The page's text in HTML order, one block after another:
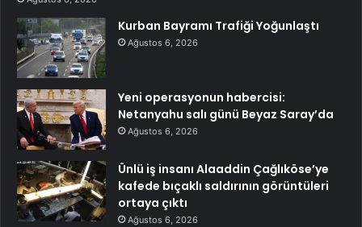
Kurban Bayramı Trafiği Yoğunlaştı
Ağustos 6, 2026
Yeni operasyonun habercisi:
Netanyahu salı günü Beyaz Saray’da
Ağustos 6, 2026
Ünlü iş insanı Alaaddin Çağlıköse’ye
kafede bıçaklı saldırının görüntüleri
ortaya çıktı
Ağustos 6, 2026